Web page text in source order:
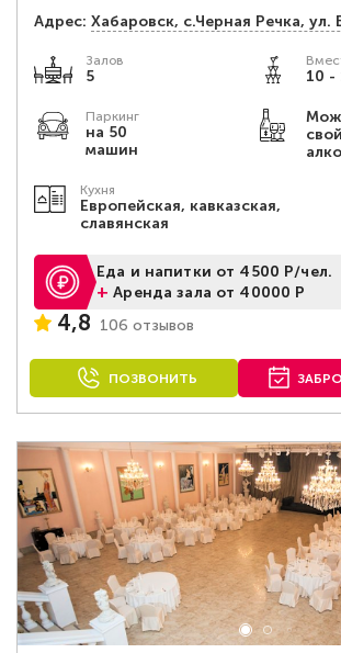
Адрес: Хабаровск, с.Черная Речка, ул.
Залов
5 10 -
Паркинг
на 50
машин
свой
Кухня
Европейская, кавказская,
славянская
Еда и напитки от 4500 Р/чел.
+Аренда зала от 40000 Р
4,8 106 отзывов
ПОЗВОНИТЬ